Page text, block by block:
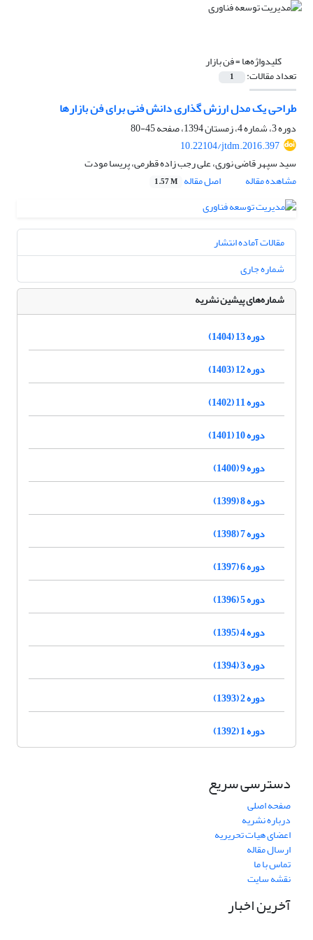
کلیدواژه‌ها =فن بازار
تعداد مقالات: 1
طراحی یک مدل ارزش گذاری دانش فنی برای فن بازارها
دوره 3، شماره 4، زمستان 1394، صفحه
45-80
10.22104/jtdm.2016.397
سید سپهر قاضی نوری، علی رجب زاده قطرمی، پریسا مودت
مشاهده مقاله
اصل مقاله 1.57 M
مقالات آماده انتشار
شماره جاری
شماره‌های پیشین نشریه
دوره 13 (1404)
دوره 12 (1403)
دوره 11 (1402)
دوره 10 (1401)
دوره 9 (1400)
دوره 8 (1399)
دوره 7 (1398)
دوره 6 (1397)
دوره 5 (1396)
دوره 4 (1395)
دوره 3 (1394)
دوره 2 (1393)
دوره 1 (1392)
دسترسی سریع
صفحه اصلی
درباره نشریه
اعضای هیات تحریریه
ارسال مقاله
تماس با ما
نقشه سایت
آخرین اخبار